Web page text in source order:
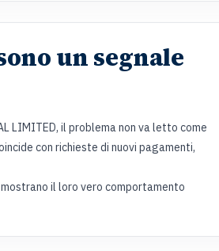
un segnale
LIMITED, il problema non va letto come
con richieste di nuovi pagamenti,
il loro vero comportamento